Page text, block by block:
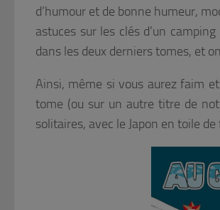
d’humour et de bonne humeur,
astuces sur les clés d’un
dans les deux derniers tomes, et
Ainsi, même si vous aurez faim
tome (ou sur un autre titre de
solitaires, avec le Japon en toile